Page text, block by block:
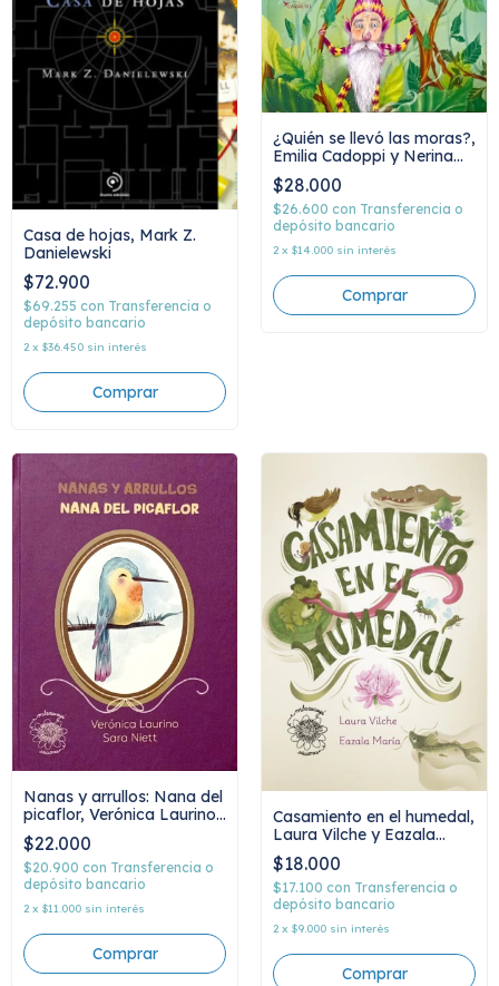
Casa de hojas, Mark Z.
Danielewski
$72.900
$69.255 con Transferencia o
depósito bancario
2 x $36.450 sin interés
¿Quién se llevó las moras?,
Emilia Cadoppi y Nerina
Canzi
$28.000
$26.600 con Transferencia o
depósito bancario
2 x $14.000 sin interés
Nanas y arrullos: Nana del
picaflor, Verónica Laurino
y Sara Niett
$22.000
$20.900 con Transferencia o
depósito bancario
2 x $11.000 sin interés
Casamiento en el humedal,
Laura Vilche y Eazala
María
$18.000
$17.100 con Transferencia o
depósito bancario
2 x $9.000 sin interés